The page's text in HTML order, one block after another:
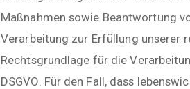
Maßnahmen sowie Beantwortung
Verarbeitung zur Erfüllung unserer
Rechtsgrundlage für die
DSGVO. Für den Fall, dass